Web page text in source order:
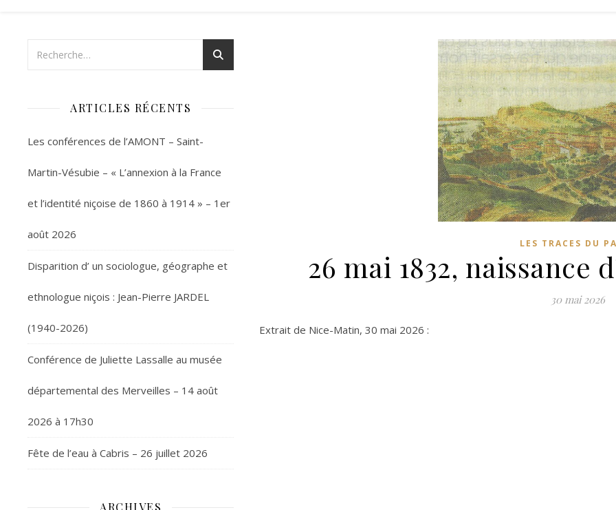
ARTICLES RÉCENTS
Les conférences de l’AMONT – Saint-
Martin-Vésubie – « L’annexion à la France
et l’identité niçoise de 1860 à 1914 » – 1er
août 2026
Disparition d’ un sociologue, géographe et
ethnologue niçois : Jean-Pierre JARDEL
(1940-2026)
Conférence de Juliette Lassalle au musée
départemental des Merveilles – 14 août
2026 à 17h30
Fête de l’eau à Cabris – 26 juillet 2026
ARCHIVES
LES TRACES DU
26 mai 1832, naissance
30 mai 2026
Extrait de Nice-Matin, 30 mai 2026 :